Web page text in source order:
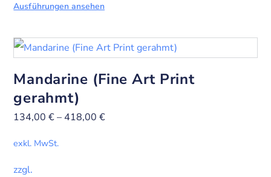
Ausführungen ansehen
Mandarine (Fine Art Print
gerahmt)
134,00€– 418,00€
exkl. MwSt.
zzgl.